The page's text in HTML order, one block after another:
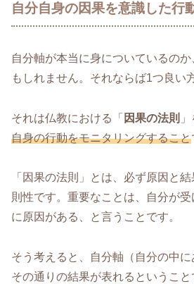
自分自身の因果を意識した行
自分軸が本当に身についているの
もしれません。それならば1つ良い
それは仏教における「 因果の法則
自身の行動をモニタリングすること
「因果の法則」とは、必ず原因と
則性です。重要なことは、自分が
に原因がある、と言うことです。
そう考えると、自分軸（自分の中に
その通りの結果が表れるということ